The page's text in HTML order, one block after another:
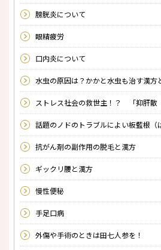
膀胱炎について
眼精疲労
口内炎について
水虫の原因は？かかと水虫も治す漢方
ストレス社会の救世主！？ 「抑肝散
話題のノドのトラブルによい板藍根（
抗がん剤の副作用の脱毛と漢方
ギックリ腰と漢方
慢性便秘
手足口病
外傷や手術のときは田七人参を！